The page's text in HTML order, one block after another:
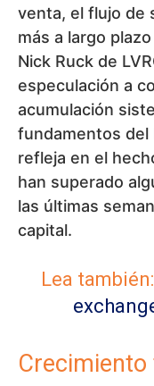
venta, el flujo de
más a largo
Nick Ruck de
especulación a
acumulación
fundamentos del
refleja en el
han superado
las últimas
capital.
Lea también: